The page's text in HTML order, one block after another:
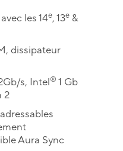
les 14e, 13e &
dissipateur
s, Intel® 1 Gb
2
Aura Sync